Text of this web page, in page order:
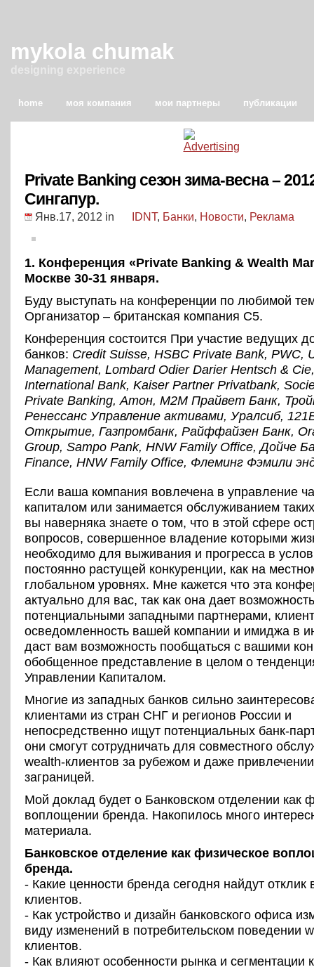
mykola chumak
home моя компания мои партнеры публикации
Private Banking сезон зима-весна –
Сингапур.
Янв.17, 2012 in IDNT, Банки, Новости, Реклама
1. Конференция «Private Banking & Wealth
Москве 30-31 января.
Буду выступать на конференции по любимой
Организатор – британская компания C5.
Конференция состоится При участие ведущих
банков: Credit Suisse, HSBC Private Bank, PWC,
Management, Lombard Odier Darier Hentsch &
International Bank, Kaiser Partner Privatbank,
Private Banking, Атон, М2М Прайвет Банк,
Ренессанс Управление активами, Уралсиб,
Открытие, Газпромбанк, Райффайзен Банк,
Group, Sampo Pank, HNW Family Office, Дойче
Finance, HNW Family Office, Флеминг Фэмили
Если ваша компания вовлечена в управление
капиталом или занимается обслуживанием
вы наверняка знаете о том, что в этой сфере
вопросов, совершенное владение которыми
необходимо для выживания и прогресса в
постоянно растущей конкуренции, как на
глобальном уровнях. Мне кажется что эта
актуально для вас, так как она дает
потенциальными западными партнерами,
осведомленность вашей компании и имиджа в
даст вам возможность пообщаться с вашими
обобщенное представление в целом о
Управлении Капиталом.
Многие из западных банков сильно
клиентами из стран СНГ и регионов России и
непосредственно ищут потенциальных банк-
они смогут сотрудничать для совместного
wealth-клиентов за рубежом и даже
заграницей.
Мой доклад будет о Банковском отделении как
воплощении бренда. Накопилось много
материала.
Банковское отделение как физическое
бренда.
- Какие ценности бренда сегодня найдут отклик
клиентов.
- Как устройство и дизайн банковского офиса
виду изменений в потребительском поведении
клиентов.
- Как влияют особенности рынка и сегментации